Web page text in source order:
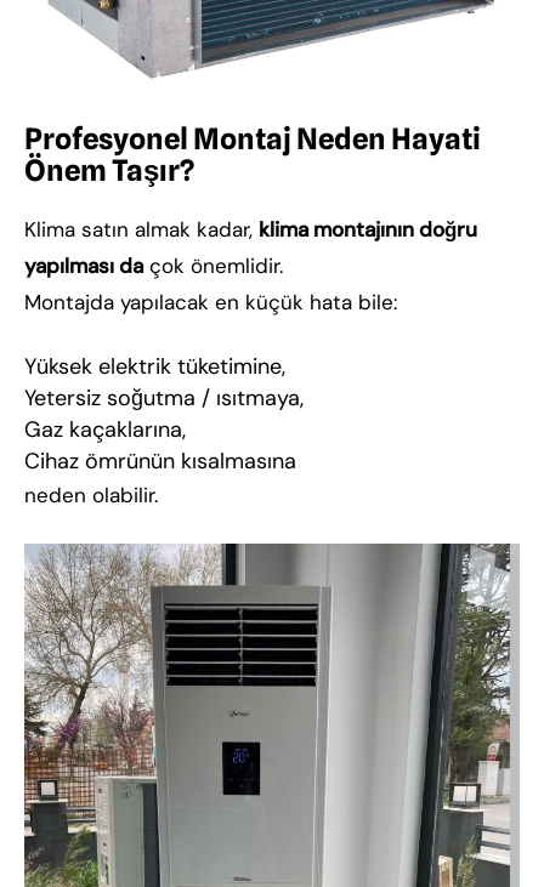
Profesyonel Montaj Neden Hayati
Önem Taşır?
Klima satın almak kadar, klima montajının doğru
yapılması daçok önemlidir.
Montajda yapılacak en küçük hata bile:
Yüksek elektrik tüketimine,
Yetersiz soğutma / ısıtmaya,
Gaz kaçaklarına,
Cihaz ömrünün kısalmasına
neden olabilir.